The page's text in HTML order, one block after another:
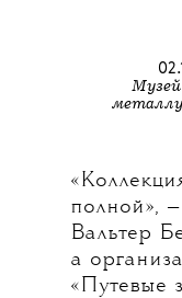
полной»,
Вальтер
а
«Путевые